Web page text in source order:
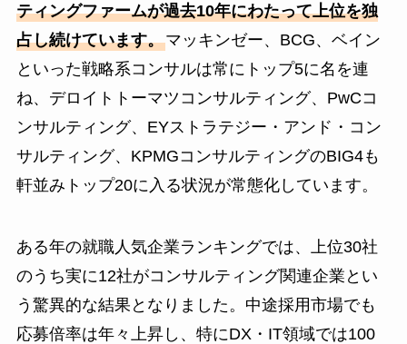
ティングファームが過去10年にわたって上位を独
占し続けています。マッキンゼー、BCG、ベイン
といった戦略系コンサルは常にトップ5に名を連
ね、デロイトトーマツコンサルティング、PwCコ
ンサルティング、EYストラテジー・アンド・コン
サルティング、KPMGコンサルティングのBIG4も
軒並みトップ20に入る状況が常態化しています。
ある年の就職人気企業ランキングでは、上位30社
のうち実に12社がコンサルティング関連企業とい
う驚異的な結果となりました。中途採用市場でも
応募倍率は年々上昇し、特にDX・IT領域では100